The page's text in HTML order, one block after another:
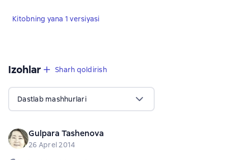
Izohlar 45 sharhlar
Sharh qoldirish
Dastlab mashhurlari
Gulpara Tashenova
26 Aprel 2014
Kitobning yana 1 versiyasi